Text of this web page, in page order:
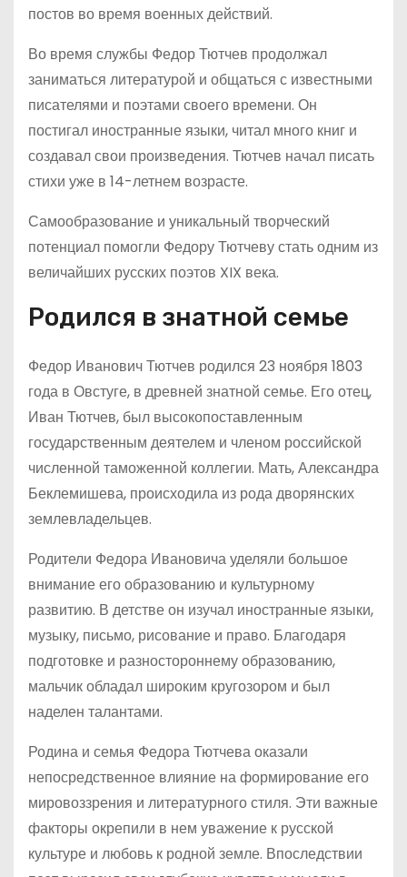
постов во время военных действий.
Во время службы Федор Тютчев продолжал
заниматься литературой и общаться с известными
писателями и поэтами своего времени. Он
постигал иностранные языки, читал много книг и
создавал свои произведения. Тютчев начал писать
стихи уже в 14-летнем возрасте.
Самообразование и уникальный творческий
потенциал помогли Федору Тютчеву стать одним из
величайших русских поэтов XIX века.
Родился в знатной семье
Федор Иванович Тютчев родился 23 ноября 1803
года в Овстуге, в древней знатной семье. Его отец,
Иван Тютчев, был высокопоставленным
государственным деятелем и членом российской
численной таможенной коллегии. Мать, Александра
Беклемишева, происходила из рода дворянских
землевладельцев.
Родители Федора Ивановича уделяли большое
внимание его образованию и культурному
развитию. В детстве он изучал иностранные языки,
музыку, письмо, рисование и право. Благодаря
подготовке и разностороннему образованию,
мальчик обладал широким кругозором и был
наделен талантами.
Родина и семья Федора Тютчева оказали
непосредственное влияние на формирование его
мировоззрения и литературного стиля. Эти важные
факторы окрепили в нем уважение к русской
культуре и любовь к родной земле. Впоследствии